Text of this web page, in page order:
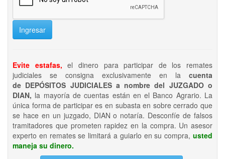
Ingresar
Evite estafas, el dinero para participar de los remates
judiciales se consigna exclusivamente en la cuenta
de DEPÓSITOS JUDICIALES a nombre del JUZGADO o
DIAN, la mayoría de cuentas están en el Banco Agrario. La
única forma de participar es en subasta en sobre cerrado que
se hace en un juzgado, DIAN o notaría. Desconfíe de falsos
tramitadores que prometen rapidez en la compra. Un asesor
experto en remates se limitará a guiarlo en su compra, usted
maneja su dinero.